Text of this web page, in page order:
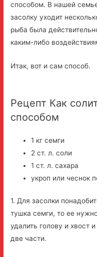
способом. В нашей
засолку уходит
рыба была
каким-либо
Итак, вот и сам способ.
Рецепт Как
способом
1 кг семги
2 ст. л. соли
1 ст. л. сахара
укроп или чеснок
1. Для засолки
тушка семги, то ее
удалить голову и хвост
две части.